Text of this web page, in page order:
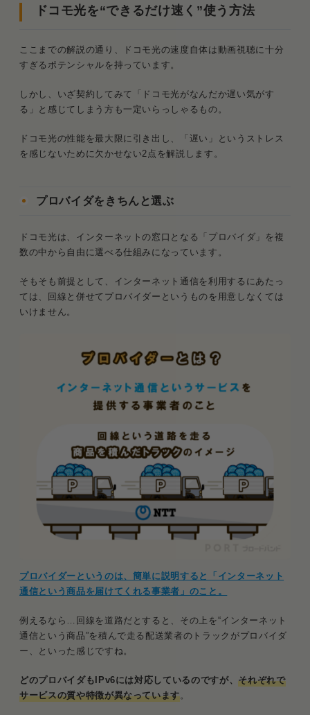
ドコモ光を“できるだけ速く”使う方法
ここまでの解説の通り、ドコモ光の速度自体は動画視聴に十分
すぎるポテンシャルを持っています。
しかし、いざ契約してみて「ドコモ光がなんだか遅い気がす
る」と感じてしまう方も一定いらっしゃるもの。
ドコモ光の性能を最大限に引き出し、「遅い」というストレス
を感じないために欠かせない2点を解説します。
プロバイダをきちんと選ぶ
ドコモ光は、インターネットの窓口となる「プロバイダ」を複
数の中から自由に選べる仕組みになっています。
そもそも前提として、インターネット通信を利用するにあたっ
ては、回線と併せてプロバイダーというものを用意しなくては
いけません。
プロバイダーというのは、簡単に説明すると「インターネット
通信という商品を届けてくれる事業者」のこと。
例えるなら…回線を道路だとすると、その上を“インターネット
通信という商品”を積んで走る配送業者のトラックがプロバイダ
ー、といった感じですね。
どのプロバイダもIPv6には対応しているのですが、それぞれで
サービスの質や特徴が異なっています。